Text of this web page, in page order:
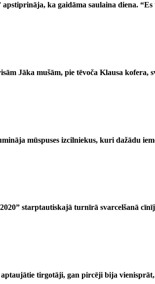
ka gaidāma saulaina diena. “Es
Jāka mušām, pie tēvoča Klausa kofera,
mūspuses izcilniekus, kuri dažādu
starptautiskajā turnīrā svarcelšanā
tirgotāji, gan pircēji bija